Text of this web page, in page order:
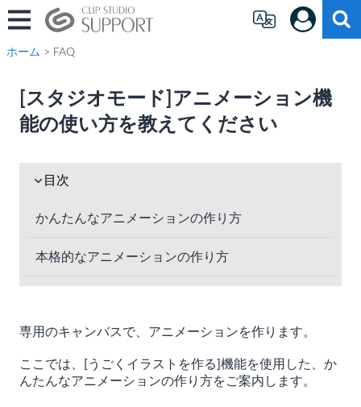
ホーム > FAQ
[スタジオモード]アニメーション機
能の使い方を教えてください
目次
かんたんなアニメーションの作り方
本格的なアニメーションの作り方
専用のキャンバスで、アニメーションを作ります。
ここでは、[うごくイラストを作る]機能を使用した、か
んたんなアニメーションの作り方をご案内します。